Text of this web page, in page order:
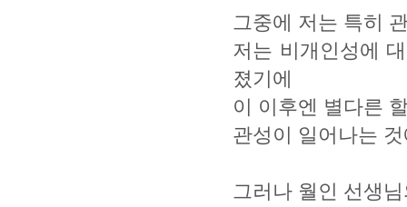
그중에 저는 특히
저는 비개인성에
졌기에
이 이후엔 별다른
관성이 일어나는
그러나 월인 선생